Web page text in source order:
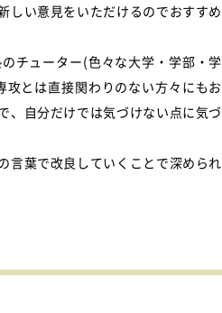
しい意見をいただけるのでおすすめ
チューター(色々な大学・学部・学
とは直接関わりのない方々にもお
、自分だけでは気づけない点に気づ
言葉で改良していくことで深められ